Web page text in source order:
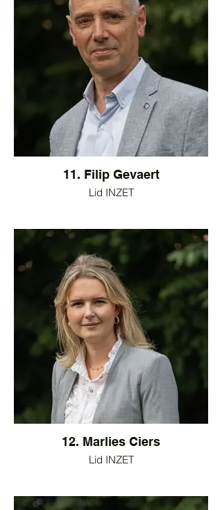
11. Filip Gevaert
Lid INZET
12. Marlies Ciers
Lid INZET